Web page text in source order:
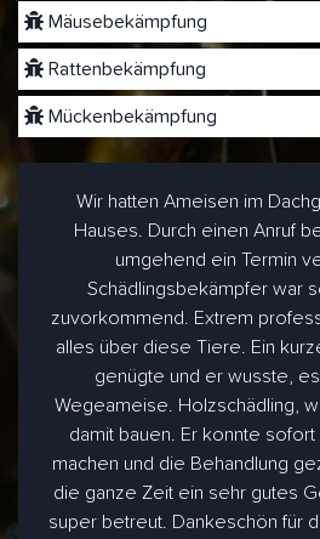
Mäusebekämpfung
Rattenbekämpfung
Mückenbekämpfung
Wir hatten Ameisen im
Hauses. Durch einen Anruf
umgehend ein Termin
Schädlingsbekämpfer war
zuvorkommend. Extrem
alles über diese Tiere. Ein
genügte und er wusste,
Wegeameise. Holzschädling,
damit bauen. Er konnte
machen und die Behandlung
die ganze Zeit ein sehr gutes
super betreut. Dankeschön für